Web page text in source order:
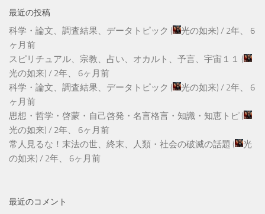
最近の投稿
科学・論文、調査結果、データトピック ( 光の如来) / 2年、 6
ヶ月前
スピリチュアル、宗教、占い、オカルト、予言、宇宙１１ (
光の如来) / 2年、 6ヶ月前
科学・論文、調査結果、データトピック ( 光の如来) / 2年、 6
ヶ月前
思想・哲学・啓蒙・自己啓発・名言格言・知識・知恵トピ (
光の如来) / 2年、 6ヶ月前
常人見るな！末法の世、終末、人類・社会の破滅の話題 (
光
の如来) / 2年、 6ヶ月前
最近のコメント